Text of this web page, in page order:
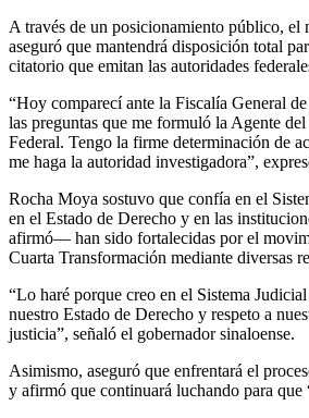
A través de un posicionamiento público, el
aseguró que mantendrá disposición total
citatorio que emitan las autoridades
“Hoy comparecí ante la Fiscalía General
las preguntas que me formuló la Agente
Federal. Tengo la firme determinación de
me haga la autoridad investigadora”,
Rocha Moya sostuvo que confía en el
en el Estado de Derecho y en las
afirmó— han sido fortalecidas por el
Cuarta Transformación mediante diversas
“Lo haré porque creo en el Sistema
nuestro Estado de Derecho y respeto a
justicia”, señaló el gobernador sinaloense.
Asimismo, aseguró que enfrentará el
y afirmó que continuará luchando para que